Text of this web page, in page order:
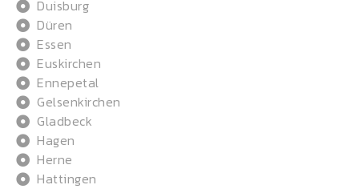
Duisburg
Düren
Essen
Euskirchen
Ennepetal
Gelsenkirchen
Gladbeck
Hagen
Herne
Hattingen